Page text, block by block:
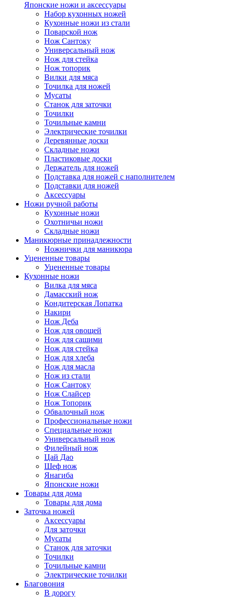
Японские ножи и аксессуары
Набор кухонных ножей
Кухонные ножи из стали
Поварской нож
Нож Сантоку
Универсальный нож
Нож для стейка
Нож топорик
Вилки для мяса
Точилка для ножей
Мусаты
Станок для заточки
Точилки
Точильные камни
Электрические точилки
Деревянные доски
Складные ножи
Пластиковые доски
Держатель для ножей
Подставка для ножей с наполнителем
Подставки для ножей
Аксессуары
Ножи ручной работы
Кухонные ножи
Охотничьи ножи
Складные ножи
Маникюрные принадлежности
Ножнички для маникюра
Уцененные товары
Уцененные товары
Кухонные ножи
Вилка для мяса
Дамасский нож
Кондитерская Лопатка
Накири
Нож Деба
Нож для овощей
Нож для сашими
Нож для стейка
Нож для хлеба
Нож для масла
Нож из стали
Нож Сантоку
Нож Слайсер
Нож Топорик
Обвалочный нож
Профессиональные ножи
Специальные ножи
Универсальный нож
Филейный нож
Цай Дао
Шеф нож
Янагиба
Японские ножи
Товары для дома
Товары для дома
Заточка ножей
Аксессуары
Для заточки
Мусаты
Станок для заточки
Точилки
Точильные камни
Электрические точилки
Благовония
В дорогу